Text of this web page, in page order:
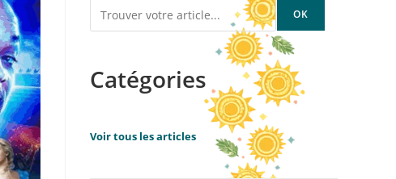
OK
Catégories
Voir tous les articles